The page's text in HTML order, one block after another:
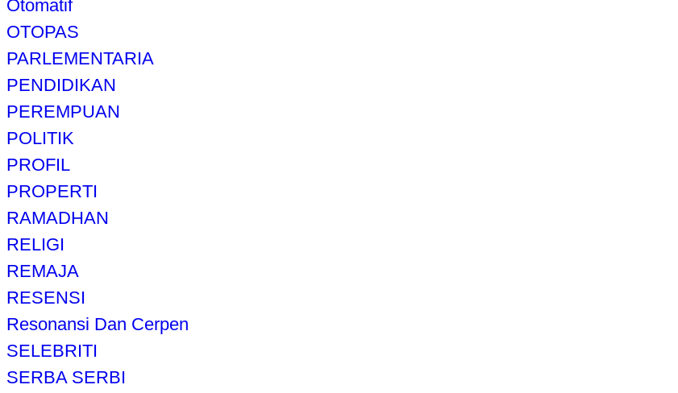
Otomatif
OTOPAS
PARLEMENTARIA
PENDIDIKAN
PEREMPUAN
POLITIK
PROFIL
PROPERTI
RAMADHAN
RELIGI
REMAJA
RESENSI
Resonansi Dan Cerpen
SELEBRITI
SERBA SERBI